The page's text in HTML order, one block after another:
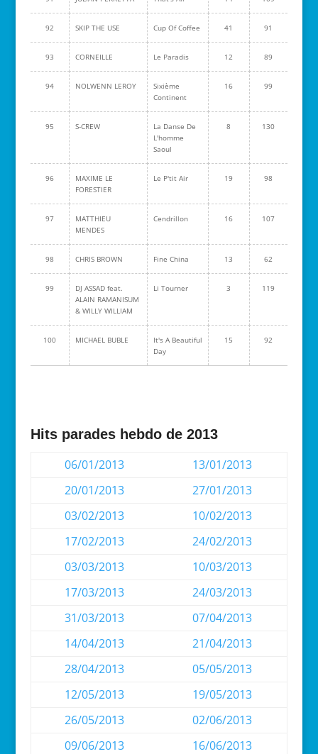
92 SKIP THE USE Cup Of Coffee 41 91
93 CORNEILLE Le Paradis 12 89
94 NOLWENN LEROY
Sixième
Continent
16 99
95 S-CREW
La Danse De
L'homme
Saoul
8 130
96
MAXIME LE
FORESTIER
Le P'tit Air 19 98
97
MATTHIEU
MENDES
Cendrillon 16 107
98 CHRIS BROWN Fine China 13 62
99
DJ ASSAD feat.
ALAIN RAMANISUM
& WILLY WILLIAM
Li Tourner 3 119
100 MICHAEL BUBLE
It's A Beautiful
Day
15 92
Hits parades hebdo de 2013
06/01/2013
13/01/2013
20/01/2013
27/01/2013
03/02/2013
10/02/2013
17/02/2013
24/02/2013
03/03/2013
10/03/2013
17/03/2013
24/03/2013
31/03/2013
07/04/2013
14/04/2013
21/04/2013
28/04/2013
05/05/2013
12/05/2013
19/05/2013
26/05/2013
02/06/2013
09/06/2013
16/06/2013